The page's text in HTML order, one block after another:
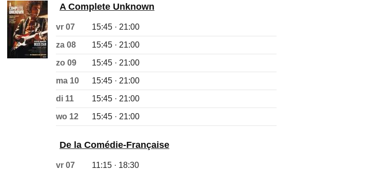
A Complete Unknown
vr 07 15:45 · 21:00
za 08 15:45 · 21:00
zo 09 15:45 · 21:00
ma 10 15:45 · 21:00
di 11 15:45 · 21:00
wo 12 15:45 · 21:00
De la Comédie-Française
vr 07 11:15 · 18:30